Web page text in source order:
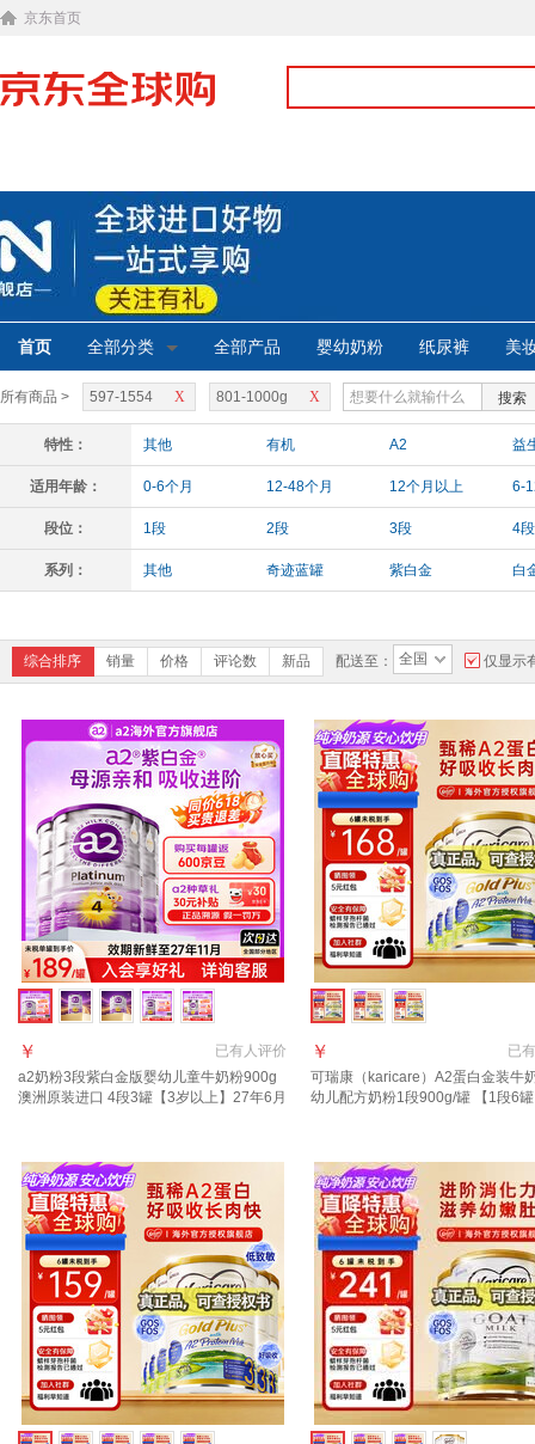
京东首页
首页 全部分类 全部产品 婴幼奶粉 纸尿裤 美
所有商品 > X
597-1554 X
801-1000g 搜索
特性： 其他 有机 A2 益
适用年龄： 0-6个月 12-48个月 12个月以上 6-
段位： 1段 2段 3段 4段
系列： 其他 奇迹蓝罐 紫白金 白
综合排序 销量 价格 评论数 新品 配送至： 全国 仅显示
已有人评价
￥
a2奶粉3段紫白金版婴幼儿童牛奶粉900g
澳洲原装进口 4段3罐【3岁以上】27年6月
已有
￥
可瑞康（karicare）A2蛋白金装牛
幼儿配方奶粉1段900g/罐 【1段6